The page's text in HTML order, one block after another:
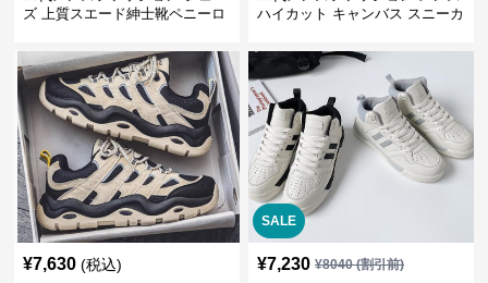
ズ 上質スエード紳士靴ペニーロ
ハイカット キャンバス スニーカ
¥7,630 (税込)
SALE
¥7,230 ¥8040(割引前)